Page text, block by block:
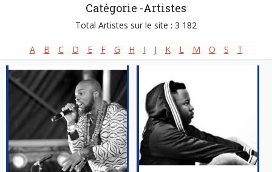
Catégorie -Artistes
Total Artistes sur le site : 3 182
A B C D E F G H I J K L M O S T